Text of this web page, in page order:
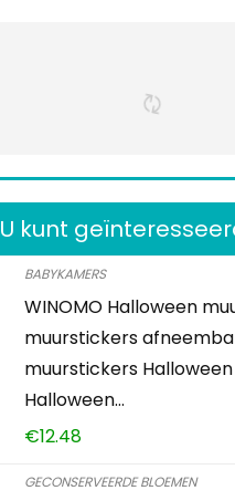
U kunt
BABYKAMERS
WINOMO Halloween
muurstickers
muurstickers
Halloween…
€12.48
GECONSERVEERDE BLOEMEN